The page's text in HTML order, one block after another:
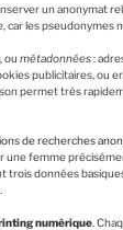
un anonymat
les pseudonymes
, ou métadonnées:
publicitaires, ou
permet très
de recherches
femme
trois données
numérique .